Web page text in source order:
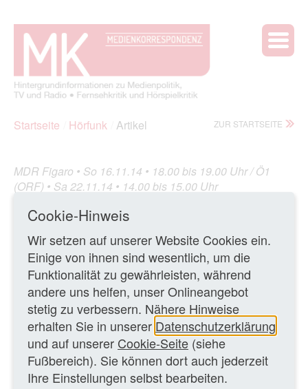
Startseite Hörfunk Artikel ZUR STARTSEITE
MDR Figaro • So 16.11.14 • 18.00 bis 19.00 Uhr / Ö1
(ORF) • Sa 22.11.14 • 14.00 bis 15.00 Uhr
Daniel Kehlmann:Der Mentor
Ö1)
Charmelos
28.11.2014 • Mit seinen Invektiven gegen das
sogenannte „Regietheater“ hat der 1975 in München
geborene Regisseurssohn und Erfolgsschriftsteller
Daniel Kehlmann („Die Vermessung der Welt“) einigen
Beifall von dem Teil des bürgerlichen Publikums
bekommen, das ohnehin nicht (mehr) ins Theater geht –
oder es wutentbrannt verlässt, wenn es seinen
Goethe/Schiller/Kleist nicht wiedererkennt. Mit eben
Cookie-Hinweis
Wir setzen auf unserer Website Cookies ein.
Einige von ihnen sind wesentlich, um die
Funktionalität zu gewährleisten, während
andere uns helfen, unser Onlineangebot
stetig zu verbessern. Nähere Hinweise
erhalten Sie in unserer Datenschutzerklärung
und auf unserer Cookie-Seite (siehe
Fußbereich). Sie können dort auch jederzeit
Ihre Einstellungen selbst bearbeiten.